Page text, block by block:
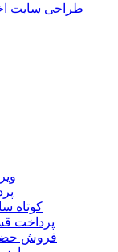
طراحی سایت
کوتاه
پرداخت
فروش